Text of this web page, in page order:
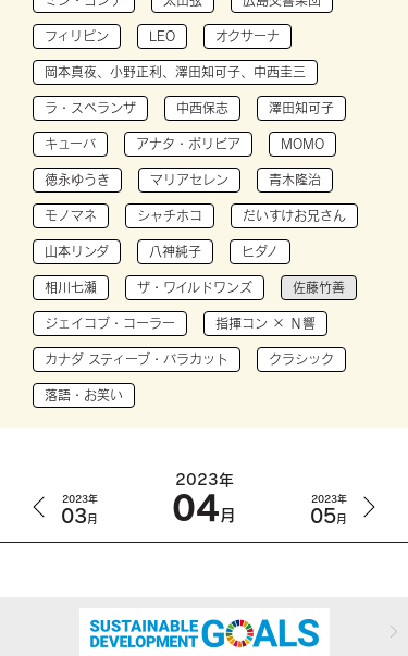
フィリピン LEO オクサーナ
岡本真夜、小野正利、澤田知可子、中西圭三
ラ・スペランザ 中西保志 澤田知可子
キューバ アナタ・ボリビア MOMO
徳永ゆうき マリアセレン 青木隆治
モノマネ シャチホコ だいすけお兄さん
山本リンダ 八神純子 ヒダノ
相川七瀬 ザ・ワイルドワンズ 佐藤竹善
ジェイコブ・コーラー 指揮コン × Ｎ響
カナダ スティーブ・バラカット クラシック
落語・お笑い
2023年
03月
2023年
04月
2023年
05月